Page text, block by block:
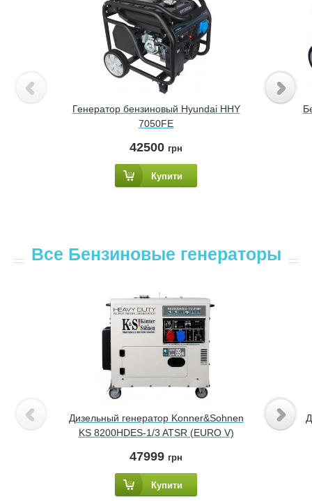
Генератор бензиновый Hyundai HHY
7050FE
42500 грн
Купити
Все Бензиновые генераторы
Дизельный генератор Konner&Sohnen
KS 8200HDES-1/3 ATSR (EURO V)
47999 грн
Купити